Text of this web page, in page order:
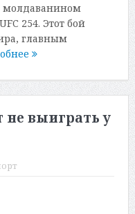
молдаванином
254. Этот бой
главным
выиграть у